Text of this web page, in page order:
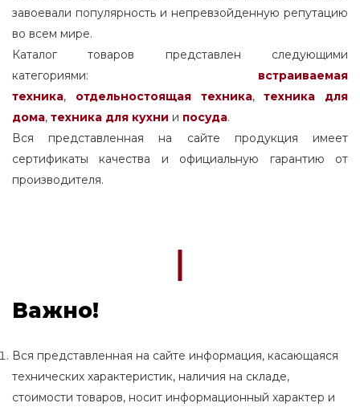
завоевали популярность и непревзойденную репутацию
во всем мире.
Каталог товаров представлен следующими
категориями: встраиваемая
техника, отдельностоящаятехника,
техника для
дома, техника для кухни и посуда.
Вся представленная на сайте продукция имеет
сертификаты качества и официальную гарантию от
производителя.
Важно!
Вся представленная на сайте информация, касающаяся
технических характеристик, наличия на складе,
стоимости товаров, носит информационный характер и